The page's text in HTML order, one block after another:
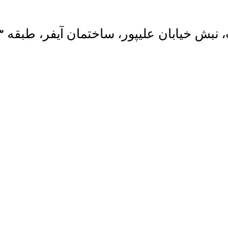
علیپور، ساختمان آیفر، طبقه ۳، واحد ۷، آموزشگاه طرلان